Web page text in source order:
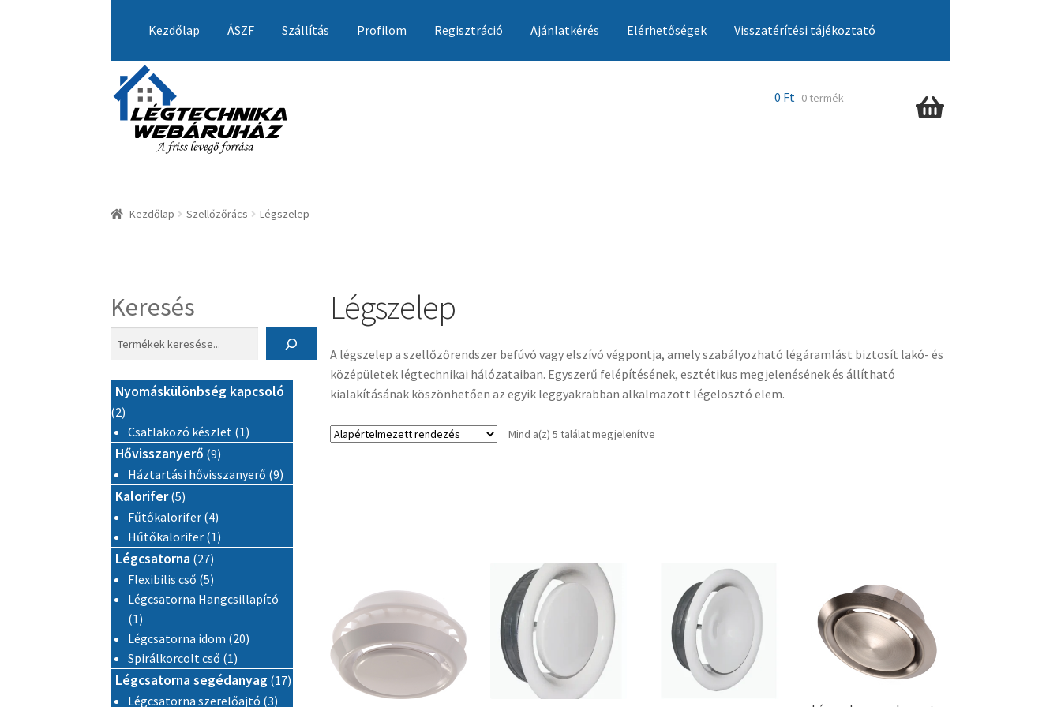
Kezdőlap ÁSZF Szállítás Profilom Regisztráció Ajánlatkérés Elérhetőségek Visszatérítési tájékoztató
KezdőlapA fiókom
Visszatérítési tájékoztató
0 Ft 0 termék
Kezdőlap Szellőzőrács Légszelep
Légszelep
A légszelep a szellőzőrendszer befúvó vagy elszívó végpontja, amely szabályozható légáramlást biztosít lakó- és
középületek légtechnikai hálózataiban. Egyszerű felépítésének, esztétikus megjelenésének és állítható
kialakításának köszönhetően az egyik leggyakrabban alkalmazott légelosztó elem.
Mind a(z) 5 találat megjelenítve
Keresés
Nyomáskülönbség kapcsoló
22 termék
Csatlakozó készlet 11 termék
Hővisszanyerő 99 termék
Háztartási hővisszanyerő 99 termék
Kalorifer 55 termék
Fűtőkalorifer 44 termék
Hűtőkalorifer 11 termék
Légcsatorna 2727 termék
Flexibilis cső 55 termék
Légcsatorna Hangcsillapító
11 termék
Légcsatorna idom 2020 termék
Spirálkorcolt cső 11 termék
Légcsatorna segédanyag 1717 termék
Légcsatorna szerelőajtó 33 termék